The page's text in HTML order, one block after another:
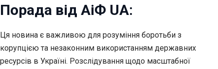
Порада від АіФ UA:
Ця новина є важливою для розуміння боротьби з
корупцією та незаконним використанням державних
ресурсів в Україні. Розслідування щодо масштабної